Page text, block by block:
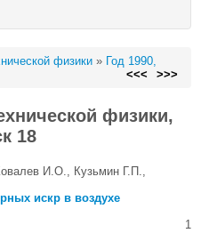
физики » Год 1990,
<<< >>>
физики,
18
И.О., Кузьмин Г.П.,
искр в воздухе
1